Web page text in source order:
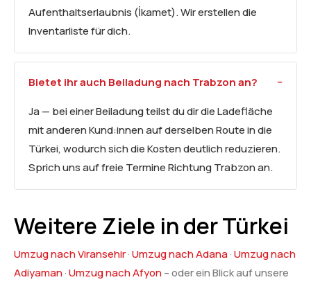
Aufenthaltserlaubnis (İkamet). Wir erstellen die
Inventarliste für dich.
Bietet ihr auch Beiladung nach Trabzon an?
Ja — bei einer Beiladung teilst du dir die Ladefläche
mit anderen Kund:innen auf derselben Route in die
Türkei, wodurch sich die Kosten deutlich reduzieren.
Sprich uns auf freie Termine Richtung Trabzon an.
Weitere Ziele in der Türkei
Umzug nach Viransehir·Umzug nach Adana·Umzug nach
Adiyaman·Umzug nach Afyon– oder ein Blick auf unsere